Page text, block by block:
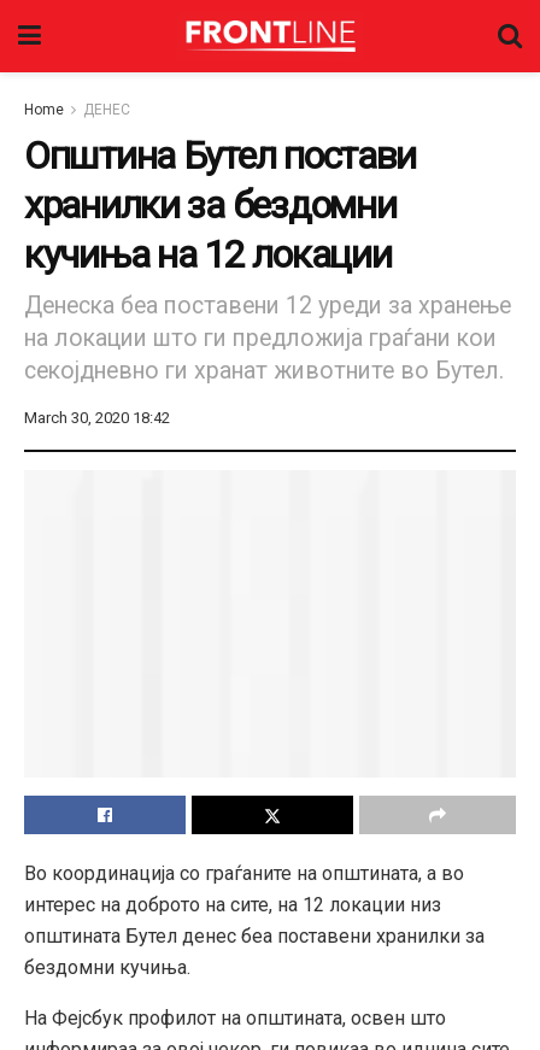
Home ДЕНЕС
Општина Бутел постави
хранилки за бездомни
кучиња на 12 локации
Денеска беа поставени 12 уреди за хранење
на локации што ги предложија граѓани кои
секојдневно ги хранат животните во Бутел.
March 30, 2020 18:42
Во координација со граѓаните на општината, а во
интерес на доброто на сите, на 12 локации низ
општината Бутел денес беа поставени хранилки за
бездомни кучиња.
На Фејсбук профилот на општината, освен што